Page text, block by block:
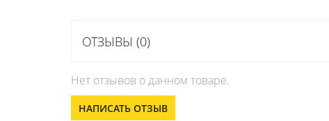
ОТЗЫВЫ (0)
Нет отзывов о данном товаре.
НАПИСАТЬ ОТЗЫВ